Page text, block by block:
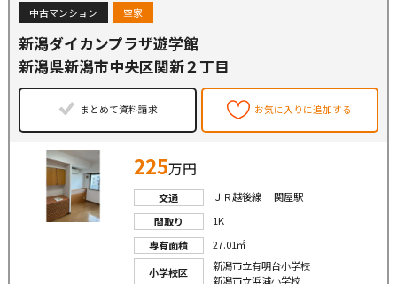
中古マンション 空家
新潟ダイカンプラザ遊学館
新潟県新潟市中央区関新２丁目
まとめて資料請求 お気に入りに追加する
225万円
交通
ＪＲ越後線 関屋駅
間取り
1K
専有面積
27.01㎡
小学校区
新潟市立有明台小学校
新潟市立浜浦小学校